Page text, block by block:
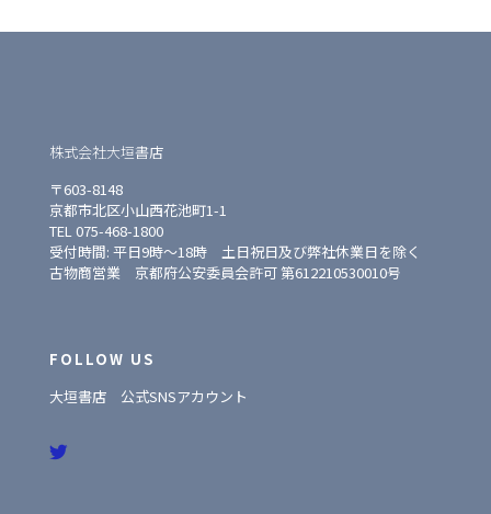
株式会社大垣書店
〒603-8148
京都市北区小山西花池町1-1
TEL 075-468-1800
受付時間: 平日9時〜18時 土日祝日及び弊社休業日を除く
古物商営業 京都府公安委員会許可 第612210530010号
FOLLOW US
大垣書店 公式SNSアカウント